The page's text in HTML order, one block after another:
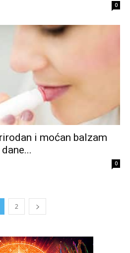
0
i moćan balzam
0
2